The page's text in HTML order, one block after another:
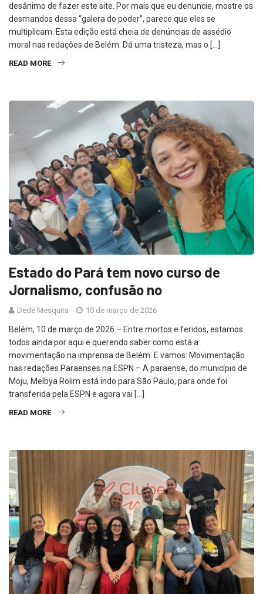
desânimo de fazer este site. Por mais que eu denuncie, mostre os
desmandos dessa “galera do poder”, parece que eles se
multiplicam. Esta edição está cheia de denúncias de assédio
moral nas redações de Belém. Dá uma tristeza, mas o […]
READ MORE
Estado do Pará tem novo curso de
Jornalismo, confusão no
Dedé Mesquita 10 de março de 2026
Belém, 10 de março de 2026 – Entre mortos e feridos, estamos
todos ainda por aqui e querendo saber como está a
movimentação na imprensa de Belém. E vamos: Movimentação
nas redações Paraenses na ESPN – A paraense, do município de
Moju, Melbya Rolim está indo para São Paulo, para onde foi
transferida pela ESPN e agora vai […]
READ MORE